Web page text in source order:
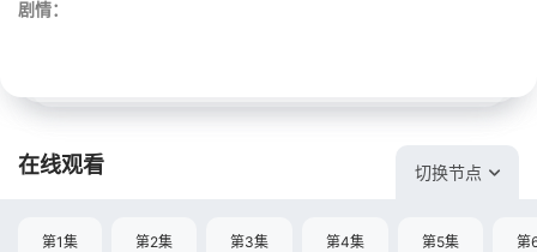
剧情：
在线观看 切换节点
第1集 第2集 第3集 第4集 第5集 第